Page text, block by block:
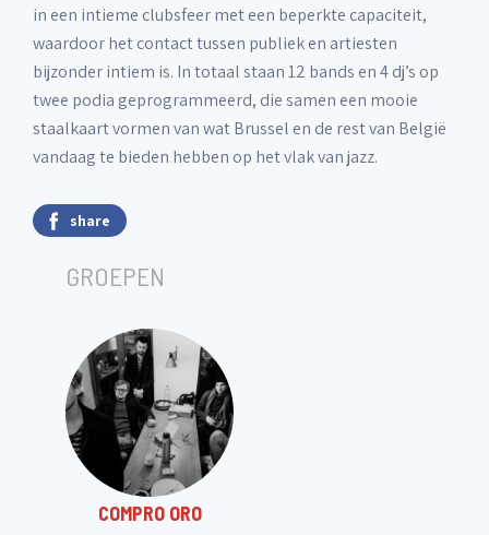
in een intieme clubsfeer met een beperkte capaciteit,
waardoor het contact tussen publiek en artiesten
bijzonder intiem is. In totaal staan 12 bands en 4 dj’s op
twee podia geprogrammeerd, die samen een mooie
staalkaart vormen van wat Brussel en de rest van België
vandaag te bieden hebben op het vlak van jazz.
share
GROEPEN
COMPRO ORO